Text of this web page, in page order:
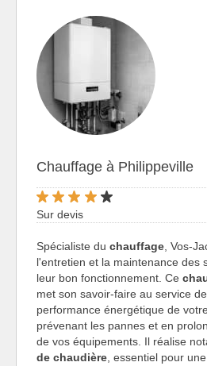
Chauffage à Philippeville
Sur devis
Spécialiste du chauffage , Vos-
l'entretien et la maintenance des
leur bon fonctionnement. Ce
met son savoir-faire au service
performance énergétique de
prévenant les pannes et en
de vos équipements. Il réalise
de chaudière , essentiel pour